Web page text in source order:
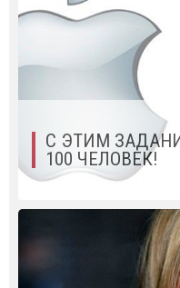
С ЭТИМ
100 ЧЕЛОВЕК!